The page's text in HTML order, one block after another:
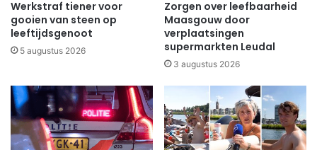
Werkstraf tiener voor
gooien van steen op
leeftijdsgenoot
5 augustus 2026
Zorgen over leefbaarheid
Maasgouw door
verplaatsingen
supermarkten Leudal
3 augustus 2026